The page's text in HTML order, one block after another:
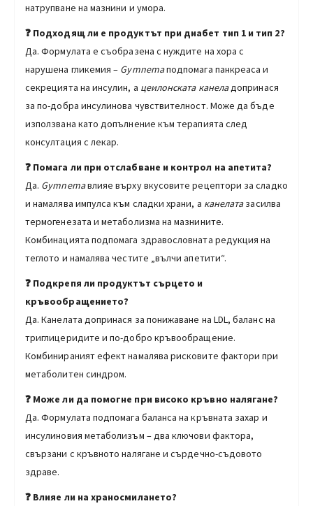
натрупване на мазнини и умора.
❓ Подходящ ли е продуктът при диабет тип 1 и тип 2?
Да. Формулата е съобразена с нуждите на хора с
нарушена гликемия – Gymnemaподпомага панкреаса и
секрецията на инсулин, а цеилонската канеладопринася
за по-добра инсулинова чувствителност. Може да бъде
използвана като допълнение към терапията след
консултация с лекар.
❓ Помага ли при отслабване и контрол на апетита?
Да. Gymnemaвлияе върху вкусовите рецептори за сладко
и намалява импулса към сладки храни, а канелатазасилва
термогенезата и метаболизма на мазнините.
Комбинацията подпомага здравословната редукция на
теглото и намалява честите „вълчи апетити“.
❓ Подкрепя ли продуктът сърцето и
кръвообращението?
Да. Канелата допринася за понижаване на LDL, баланс на
триглицеридите и по-добро кръвообращение.
Комбинираният ефект намалява рисковите фактори при
метаболитен синдром.
❓ Може ли да помогне при високо кръвно налягане?
Да. Формулата подпомага баланса на кръвната захар и
инсулиновия метаболизъм – два ключови фактора,
свързани с кръвното налягане и сърдечно-съдовото
здраве.
❓ Влияе ли на храносмилането?